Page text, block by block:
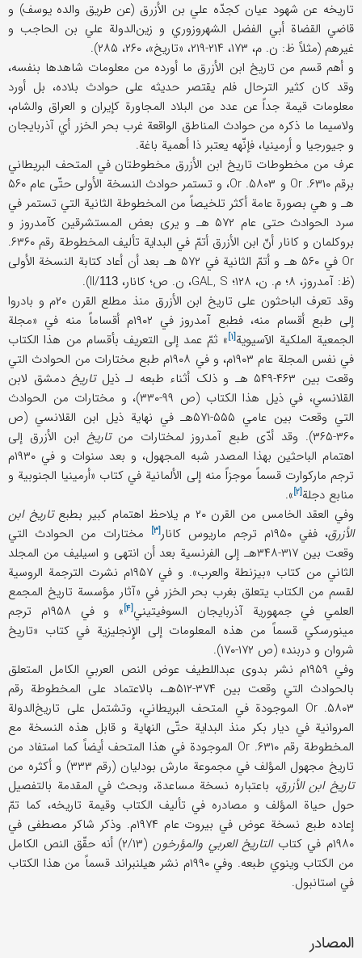
تاریخه عن شهود عیان کجدّه علي بن الأزرق (عن طریق والده یوسف) و
قاضي القضاة أبي الفضل الشهروزوري و زین‌الدولة علي بن الحاجب و
غیرهم (مثلاً ظ: ن. م، ۱۷۳، ۲۱۴-۲۱۹، «تاریخ»، ۲۶۰، ۲۸۵).
و أهم قسم من تاریخ ابن الأزرق ما أورده من معلومات شاهدها بنفسه،
وقد کان کثیر الترحال فلم یقتصر حدیثه علی حوادث بلاده، بل أورد
معلومات قیمة جداً عن عدد من البلاد المجاورة کإیران و العراق والشام،
ولاسیما ما ذکره من حوادث المناطق الواقعة غرب بحر الخزر أي آذربایجان
و جیورجیا و أرمینیا، فإنّهه یعتبر ذا أهمیة باغة.
عرف من مخطوطات تاریخ ابن الأزرق مخطوطتان في المتحف البریطاني
برقم ۶۳۱۰. Or و ۵۸۰۳. Or، و تستمر حوادث النسخة الأولی حتّی عام ۵۶۰
هـ و هي بصورة عامة أکثر تلخیصاً من المخطوطة الثانیة التي تستمر في
سرد الحوادث حتی عام ۵۷۲ هـ و یری بعض المستشرقین کآمدروز و
بروکلمان و کانار أنّ ابن الأزرق أتمّ في البدایة تألیف المخطوطة رقم ۶۳۶۰.
Or في ۵۶۰ هـ و أتمّ الثانیة في ۵۷۲ هـ بعد أن أعاد کتابة النسخة الأولی
(ظ: آمدروز، ۸؛ م. ن، ۱۲۸؛ GAL, S، ن. ص؛ کانار، II/
113
).
وقد تعرف الباحثون علی تاریخ ابن الأزرق منذ مطلع القرن ۲۰م و بادروا
إلی طبع أقسام منه، فطبع آمدروز في ۱۹۰۲م أقساماً منه في «
مجلة
الجمعیة الملکیة الآسیویة[۱] » ثمّ عمد إلی التعریف بأقسام من هذا الکتاب
في نفس المجلة عام ۱۹۰۳م، و في ۱۹۰۸م طبع مختارات من الحوادث التي
وقعت بین ۴۶۳-۵۴۹ هـ و ذلک أثناء طبعه لـ ذیل
تاریخ دمشق لابن
القلانسي، في ذیل هذا الکتاب (ص ۹۹-۳۳۰)، و مختارات من الحوادث
التي وقعت بین عامي ۵۵۵-۵۷۱هـ في نهایة ذیل ابن القلانسي (ص
۳۶۰-۳۶۵). وقد أدّی طبع آمدروز لمختارات من
تاریخ ابن الأزرق إلی
اهتمام الباحثین بهذا المصدر شبه المجهول، و بعد سنوات و في ۱۹۳۰م
ترجم مارکوارت قسماً موجزاً منه إلی الألمانیة في کتاب «أرمینیا الجنوبیة و
منابع دجلة[۲] ».
وفي العقد الخامس من القرن ۲۰ م یلاحظ اهتمام کبیر بطبع
تاریخ ابن
الأزرق، ففي ۱۹۵۰م ترجم ماریوس کانار[۳]
مختارات من الحوادث التي
وقعت بین ۳۱۷-۳۴۸هـ إلی الفرنسیة بعد أن انتهی و اسیلیف من المجلد
الثاني من کتاب «بیزنطة والعرب». و في ۱۹۵۷م نشرت الترجمة الروسیة
لقسم من الکتاب یتعلق بغرب بحر الخزر في «آثار مؤسسة تاریخ المجمع
العلمي في جمهوریة آذربایجان السوفیتیني[۴]
» و في ۱۹۵۸م ترجم
مینورسکي قسماً من هذه المعلومات إلی الإِنجلیزیة في کتاب «تاریخ
شروان و دربند» (ص ۱۷۲-۱۷۰).
وفي ۱۹۵۹م نشر بدوی عبداللطیف عوض النص العربي الکامل المتعلق
بالحوادث التي وقعت بین ۳۷۴-۵۱۲هـ، بالاعتماد علی المخطوطة رقم
۵۸۰۳. Or الموجودة في المتحف البریطاني، وتشتمل علی تاریخ‌الدولة
المروانیة في دیار بکر منذ البدایة حتّی النهایة و قابل هذه النسخة مع
المخطوطة رقم ۶۳۱۰. Or الموجودة في هذا المتحف أیضاً کما استفاد من
تاریخ مجهول المؤلف في مجموعة مارش بودلیان (رقم ۳۳۳) و أکثره من
تاریخ ابن الأزرق، باعتباره نسخة مساعدة، وبحث في المقدمة بالتفصیل
حول حیاة المؤلف و مصادره في تألیف الکتاب وقیمة تاریخه، کما تمّ
إعاده طبع نسخة عوض في بیروت عام ۱۹۷۴م. وذکر شاکر مصطفی في
۱۹۸۰م في کتاب
التاریخ العربي والمؤرخون
(۲/۱۳) أنه حقّق النص الکامل
من الکتاب وینوي طبعه. وفي ۱۹۹۰م نشر هیلنبراند قسماً من هذا الکتاب
في استانبول.
المصادر